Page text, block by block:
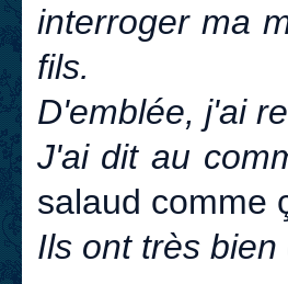
interroger ma
fils.
D'emblée, j'ai
J'ai dit au
salaud comme
Ils ont très